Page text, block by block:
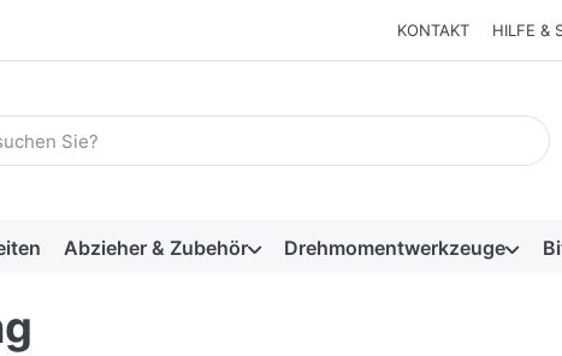
KONTAKT HILFE &
Suchbegriff ein. Während Sie tippen, erscheinen automatisch
Abzieher & Zubehör Drehmomentwerkzeuge